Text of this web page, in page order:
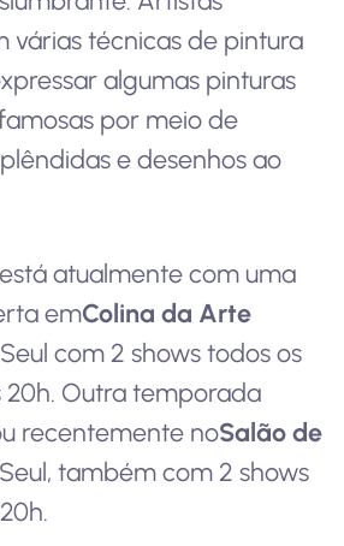
várias técnicas de pintura
algumas pinturas
por meio de
e desenhos ao
está atualmente com uma
emColina da Arte
com 2 shows todos os
20h. Outra temporada
recentemente noSalão de
também com 2 shows